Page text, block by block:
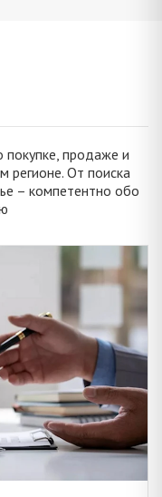
покупке, продаже и
регионе. От поиска
– компетентно обо